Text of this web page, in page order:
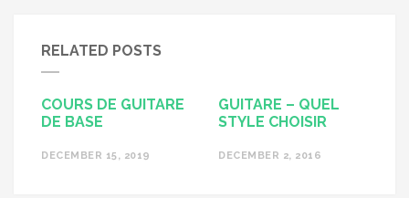
RELATED POSTS
COURS DE GUITARE
DE BASE
DECEMBER 15, 2019
GUITARE – QUEL
STYLE CHOISIR
DECEMBER 2, 2016